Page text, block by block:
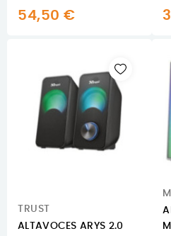
54,50 €
TRUST
ALTAVOCES ARYS 2.0